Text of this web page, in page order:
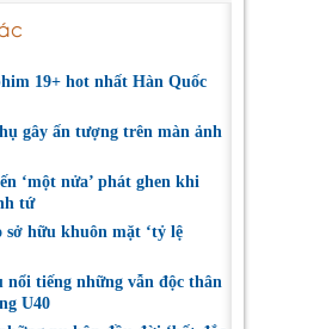
19+ hot nhất Hàn Quốc
gây ấn tượng trên màn ảnh
‘một nửa’ phát ghen khi
tứ
sở hữu khuôn mặt ‘tỷ lệ
nổi tiếng những vẫn độc thân
U40